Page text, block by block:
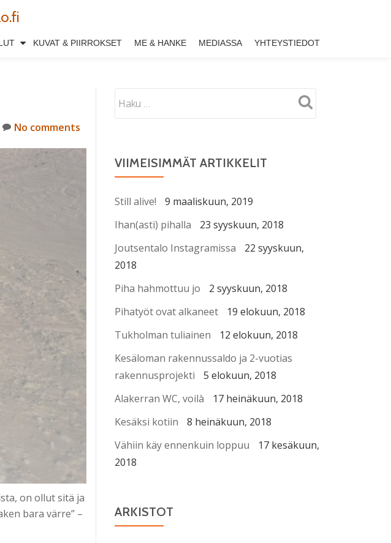
KUVAT & PIIRROKSET ME & HANKE MEDIASSA YHTEYSTIEDOT
No comments
on ollut sitä ja
bara värre” –
VIIMEISIMMÄT ARTIKKELIT
Still alive!
9 maaliskuun, 2019
Ihan(asti) pihalla
23 syyskuun, 2018
Joutsentalo Instagramissa
22 syyskuun,
2018
Piha hahmottuu jo
2 syyskuun, 2018
Pihatyöt ovat alkaneet
19 elokuun, 2018
Tukholman tuliainen
12 elokuun, 2018
Kesäloman rakennussaldo ja 2-vuotias
rakennusprojekti
5 elokuun, 2018
Alakerran WC, voilà
17 heinäkuun, 2018
Kesäksi kotiin
8 heinäkuun, 2018
Vähiin käy ennenkuin loppuu
17 kesäkuun,
2018
ARKISTOT